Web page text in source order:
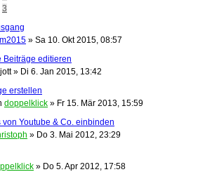
3
» Sa 10. Okt 2015, 08:57
Beiträge editieren
» Di 6. Jan 2015, 13:42
erstellen
doppelklick » Fr 15. Mär 2013, 15:59
von Youtube & Co. einbinden
» Do 3. Mai 2012, 23:29
» Do 5. Apr 2012, 17:58